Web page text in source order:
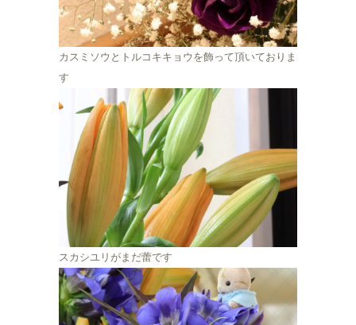
カスミソウとトルコキキョウを飾って頂いておりま
す
スカシユリがまだ蕾です